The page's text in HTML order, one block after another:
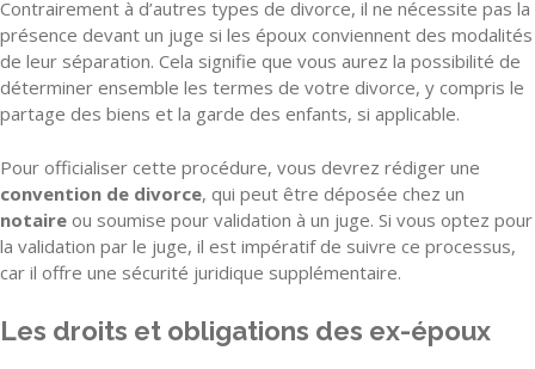
Contrairement à d’autres types de divorce, il ne nécessite pas la
présence devant un juge si les époux conviennent des modalités
de leur séparation. Cela signifie que vous aurez la possibilité de
déterminer ensemble les termes de votre divorce, y compris le
partage des biens et la garde des enfants, si applicable.
Pour officialiser cette procédure, vous devrez rédiger une
convention de divorce, qui peut être déposée chez un
notaire ou soumise pour validation à un juge. Si vous optez pour
la validation par le juge, il est impératif de suivre ce processus,
car il offre une sécurité juridique supplémentaire.
Les droits et obligations des ex-époux